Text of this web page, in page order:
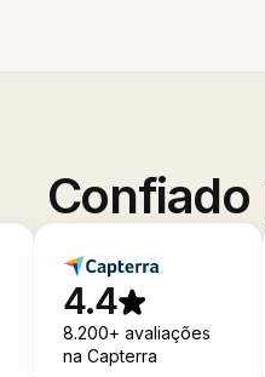
Confiado
4.4
8.200+ avaliações
na Capterra